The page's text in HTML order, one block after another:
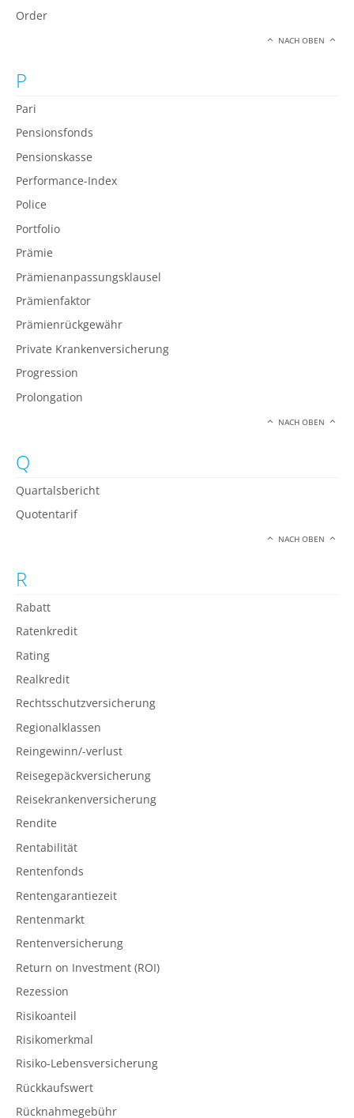
Order
NACH OBEN
P
Pari
Pensionsfonds
Pensionskasse
Performance-Index
Police
Portfolio
Prämie
Prämienanpassungsklausel
Prämienfaktor
Prämienrückgewähr
Private Krankenversicherung
Progression
Prolongation
NACH OBEN
Q
Quartalsbericht
Quotentarif
NACH OBEN
R
Rabatt
Ratenkredit
Rating
Realkredit
Rechtsschutzversicherung
Regionalklassen
Reingewinn/-verlust
Reisegepäckversicherung
Reisekrankenversicherung
Rendite
Rentabilität
Rentenfonds
Rentengarantiezeit
Rentenmarkt
Rentenversicherung
Return on Investment (ROI)
Rezession
Risikoanteil
Risikomerkmal
Risiko-Lebensversicherung
Rückkaufswert
Rücknahmegebühr